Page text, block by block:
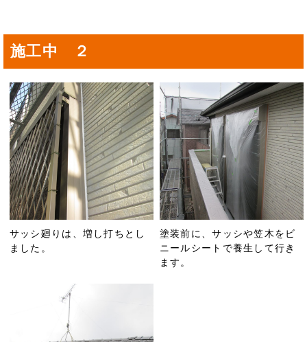
施工中 ２
サッシ廻りは、増し打ちとし
ました。
塗装前に、サッシや笠木をビ
ニールシートで養生して行き
ます。